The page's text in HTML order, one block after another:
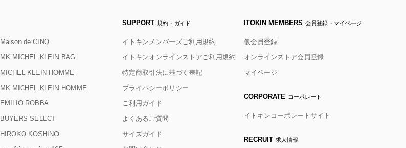
Maison de CINQ
MK MICHEL KLEIN BAG
MICHEL KLEIN HOMME
MK MICHEL KLEIN HOMME
EMILIO ROBBA
BUYERS SELECT
HIROKO KOSHINO
SUPPORT 規約・ガイド
イトキンメンバーズご利用規約
イトキンオンラインストアご利用規約
特定商取引法に基づく表記
プライバシーポリシー
ご利用ガイド
よくあるご質問
サイズガイド
ITOKIN MEMBERS 会員登録・マイページ
仮会員登録
オンラインストア会員登録
マイページ
CORPORATE コーポレート
イトキンコーポレートサイト
RECRUIT 求人情報